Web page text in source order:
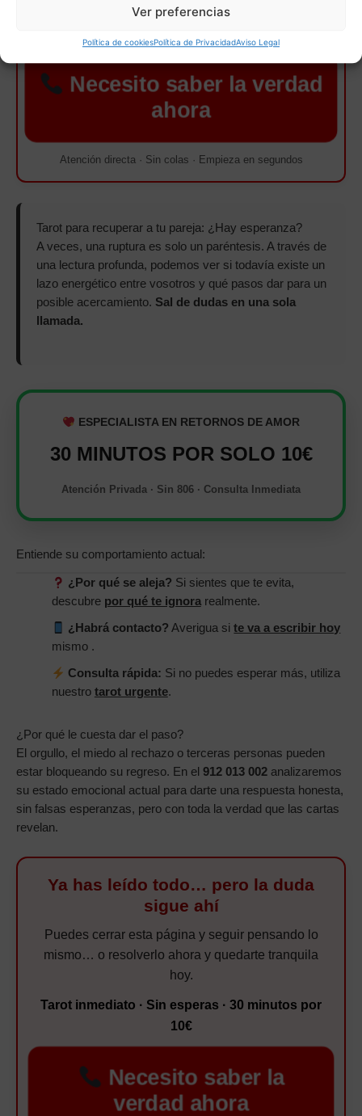
Ver preferencias
Política de cookiesPolítica de PrivacidadAviso Legal
respuesta clara.No sigas esperando.
Necesito saber la verdad
ahora
Atención directa · Sin colas · Empieza en segundos
Tarot para recuperar a tu pareja: ¿Hay esperanza?
A veces, una ruptura es solo un paréntesis. A través de
una lectura profunda, podemos ver si todavía existe un
lazo energético entre vosotros y qué pasos dar para un
posible acercamiento. Sal de dudas en una sola
llamada.
ESPECIALISTA EN RETORNOS DE AMOR
30 MINUTOS POR SOLO 10€
Atención Privada · Sin 806 · Consulta Inmediata
Entiende su comportamiento actual:
¿Por qué se aleja? Si sientes que te evita,
descubre por qué te ignorarealmente.
¿Habrá contacto? Averigua site va a escribir hoy
mismo .
Consulta rápida: Si no puedes esperar más, utiliza
nuestro tarot urgente.
¿Por qué le cuesta dar el paso?
El orgullo, el miedo al rechazo o terceras personas pueden
estar bloqueando su regreso. En el 912 013 002 analizaremos
su estado emocional actual para darte una respuesta honesta,
sin falsas esperanzas, pero con toda la verdad que las cartas
revelan.
Ya has leído todo… pero la duda
sigue ahí
Puedes cerrar esta página y seguir pensando lo
mismo… o resolverlo ahora y quedarte tranquila
hoy.
Tarot inmediato · Sin esperas · 30 minutos por
10€
Necesito saber la
verdad ahora